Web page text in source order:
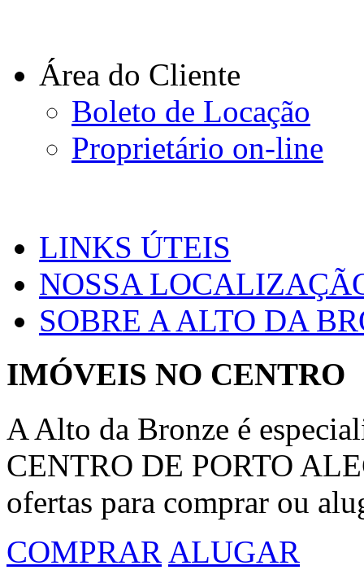
Área do Cliente
Boleto de Locação
Proprietário on-line
LINKS ÚTEIS
NOSSA
SOBRE A ALTO DA
IMÓVEIS NO CENTRO
A Alto da Bronze é
CENTRO DE PORTO
ofertas para comprar ou
COMPRAR ALUGAR